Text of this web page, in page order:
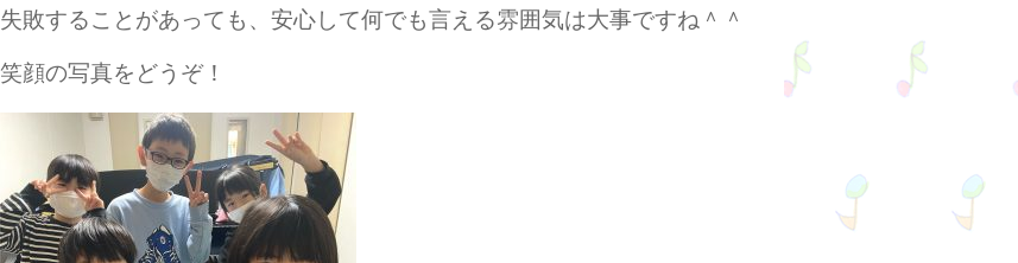
失敗することがあっても、安心して何でも言える雰囲気は大事ですね＾＾
笑顔の写真をどうぞ！